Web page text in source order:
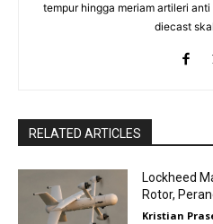
tempur hingga meriam artileri
diecast
RELATED ARTICLES
Lockheed
Rotor,
Kristian